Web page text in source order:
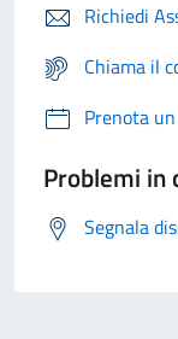
Richiedi
Chiama il
Prenota
Problemi in
Segnala